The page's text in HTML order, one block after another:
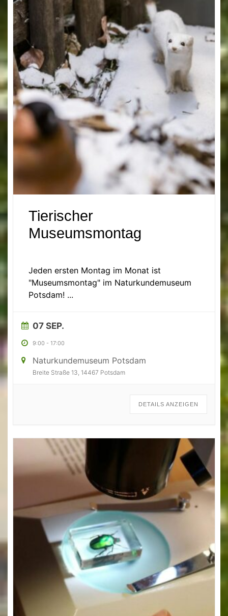
Tierischer
Museumsmontag
Jeden ersten Montag im Monat ist
"Museumsmontag" im Naturkundemuseum
Potsdam! ...
07 SEP.
9:00 - 17:00
Naturkundemuseum Potsdam
Breite Straße 13, 14467 Potsdam
DETAILS ANZEIGEN